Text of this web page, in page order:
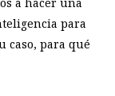
para
caso, para qué